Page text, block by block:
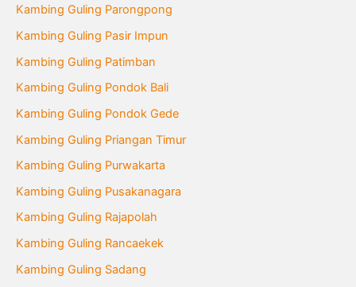
Kambing Guling Parongpong
Kambing Guling Pasir Impun
Kambing Guling Patimban
Kambing Guling Pondok Bali
Kambing Guling Pondok Gede
Kambing Guling Priangan Timur
Kambing Guling Purwakarta
Kambing Guling Pusakanagara
Kambing Guling Rajapolah
Kambing Guling Rancaekek
Kambing Guling Sadang